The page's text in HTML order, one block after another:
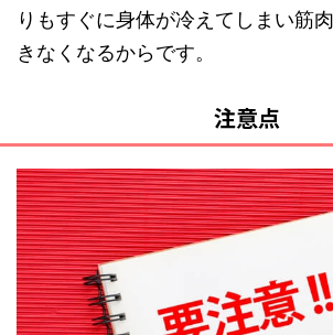
りもすぐに身体が冷えてしまい筋
きなくなるからです。
注意点